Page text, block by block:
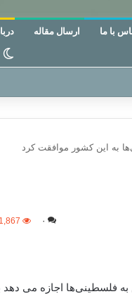
با ما ارسال مقاله
به این کشور موافقت کرد
۰ 1,867
فلسطینی‌ها اجازه می دهد